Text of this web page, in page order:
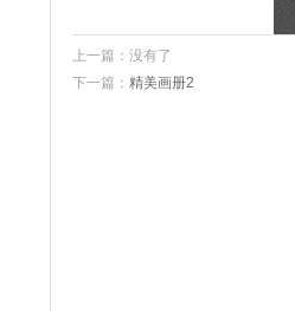
上一篇：没有了
下一篇： 精美画册2